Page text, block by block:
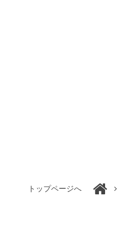
トップページへ